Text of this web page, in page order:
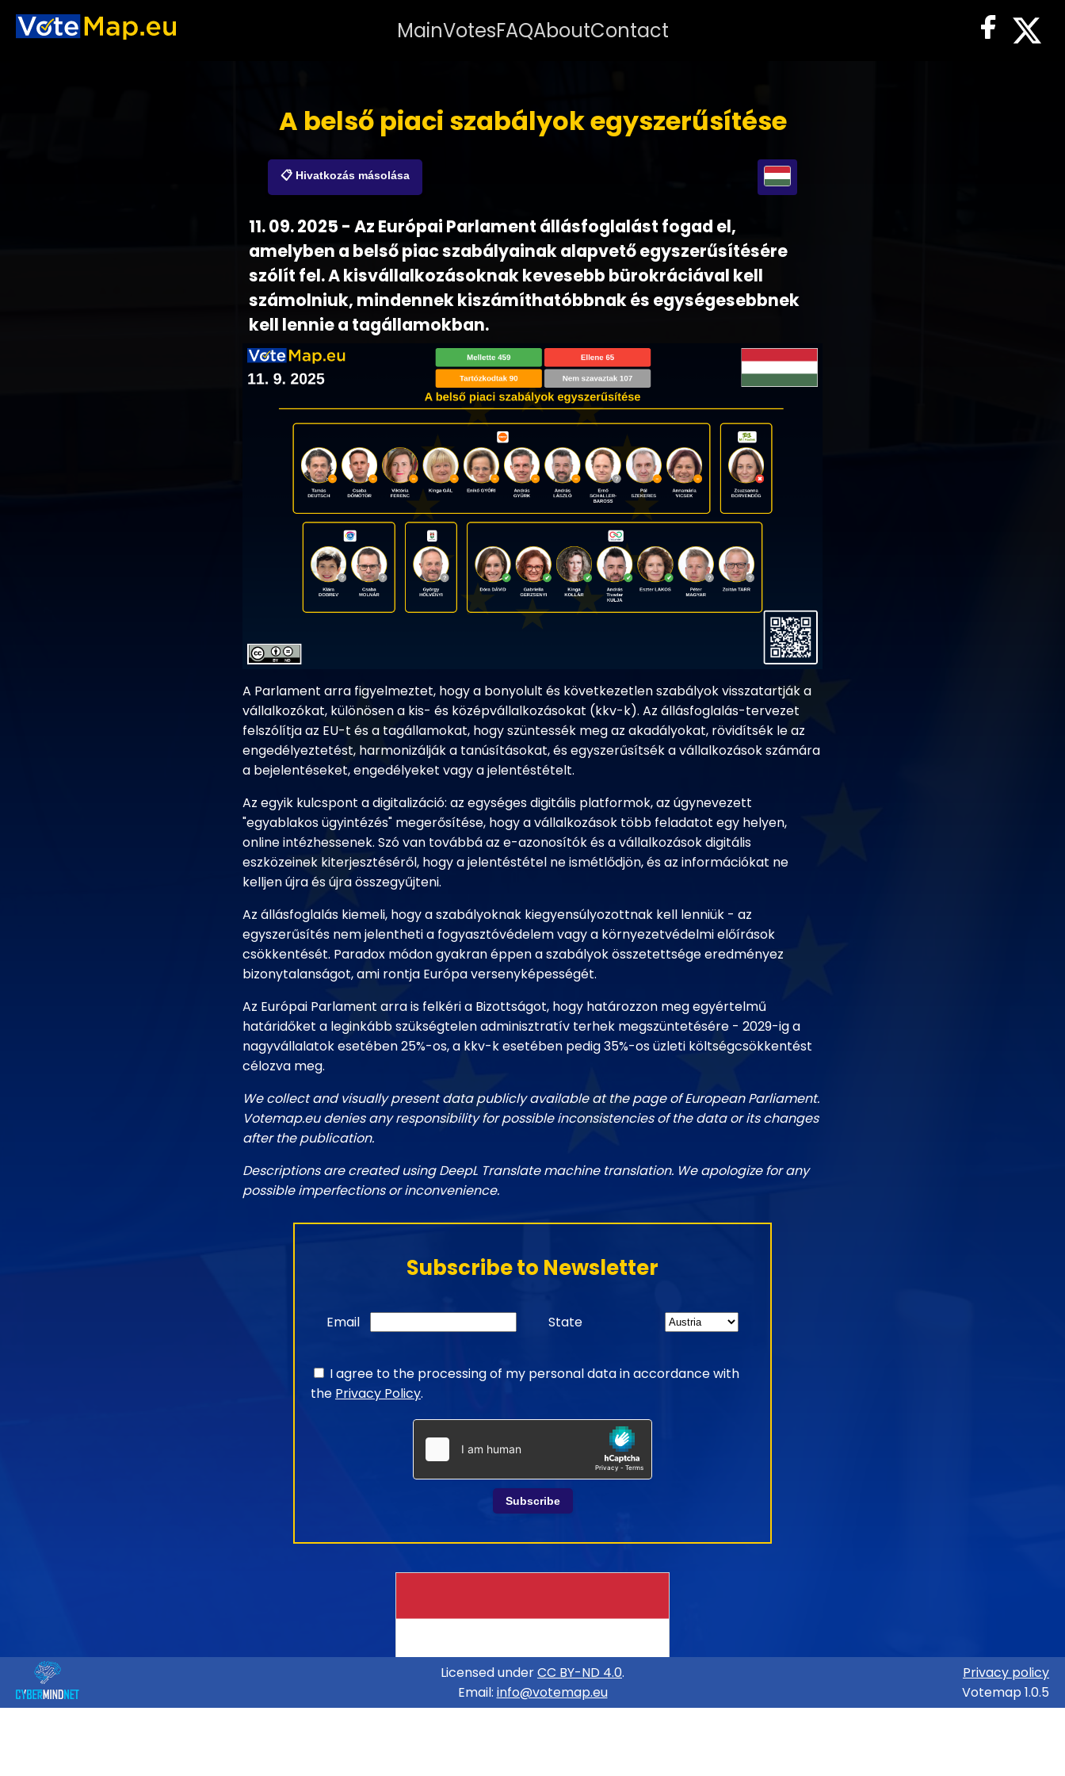
MainVotesFAQAboutContact
A belső piaci szabályok egyszerűsítése
📋 Hivatkozás másolása
11. 09. 2025 - Az Európai Parlament állásfoglalást fogad el,
amelyben a belső piac szabályainak alapvető egyszerűsítésére
szólít fel. A kisvállalkozásoknak kevesebb bürokráciával kell
számolniuk, mindennek kiszámíthatóbbnak és egységesebbnek
kell lennie a tagállamokban.
A Parlament arra figyelmeztet, hogy a bonyolult és következetlen szabályok visszatartják a
vállalkozókat, különösen a kis- és középvállalkozásokat (kkv-k). Az állásfoglalás-tervezet
felszólítja az EU-t és a tagállamokat, hogy szüntessék meg az akadályokat, rövidítsék le az
engedélyeztetést, harmonizálják a tanúsításokat, és egyszerűsítsék a vállalkozások számára
a bejelentéseket, engedélyeket vagy a jelentéstételt.
Az egyik kulcspont a digitalizáció: az egységes digitális platformok, az úgynevezett
"egyablakos ügyintézés" megerősítése, hogy a vállalkozások több feladatot egy helyen,
online intézhessenek. Szó van továbbá az e-azonosítók és a vállalkozások digitális
eszközeinek kiterjesztéséről, hogy a jelentéstétel ne ismétlődjön, és az információkat ne
kelljen újra és újra összegyűjteni.
Az állásfoglalás kiemeli, hogy a szabályoknak kiegyensúlyozottnak kell lenniük - az
egyszerűsítés nem jelentheti a fogyasztóvédelem vagy a környezetvédelmi előírások
csökkentését. Paradox módon gyakran éppen a szabályok összetettsége eredményez
bizonytalanságot, ami rontja Európa versenyképességét.
Az Európai Parlament arra is felkéri a Bizottságot, hogy határozzon meg egyértelmű
határidőket a leginkább szükségtelen adminisztratív terhek megszüntetésére - 2029-ig a
nagyvállalatok esetében 25%-os, a kkv-k esetében pedig 35%-os üzleti költségcsökkentést
célozva meg.
We collect and visually present data publicly available at the page of European Parliament.
Votemap.eu denies any responsibility for possible inconsistencies of the data or its changes
after the publication.
Descriptions are created using DeepL Translate machine translation. We apologize for any
possible imperfections or inconvenience.
Subscribe to Newsletter
Email State
I agree to the processing of my personal data in accordance with
the Privacy Policy.
Subscribe
Licensed underCC BY-ND 4.0.
Email: info@votemap.eu
Privacy policy
Votemap 1.0.5